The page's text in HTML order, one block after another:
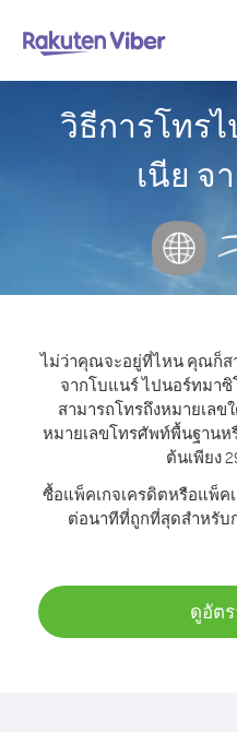
วิธีการโทร
เนีย จ
ไม่ว่าคุณจะอยู่ที่ไหน คุณก็ส
จากโบแนร์ ไปนอร์ทมาซิ
สามารถโทรถึงหมายเลข
หมายเลขโทรศัพท์พื้นฐานห
ต้นเพียง
ซื้อแพ็คเกจเครดิตหรือแพ็ค
ต่อนาทีที่ถูกที่สุดสำหรับ
ดูอัต